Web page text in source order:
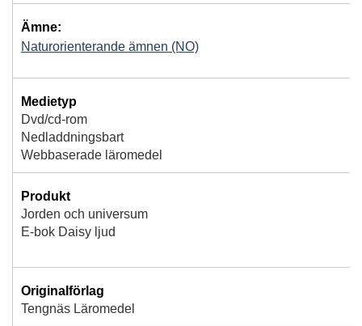
Ämne:
Naturorienterande ämnen (NO)
Medietyp
Dvd/cd-rom
Nedladdningsbart
Webbaserade läromedel
Produkt
Jorden och universum
E-bok Daisy ljud
Originalförlag
Tengnäs Läromedel